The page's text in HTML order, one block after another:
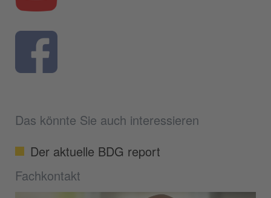
Das könnte Sie auch interessieren
Der aktuelle BDG report
Fachkontakt